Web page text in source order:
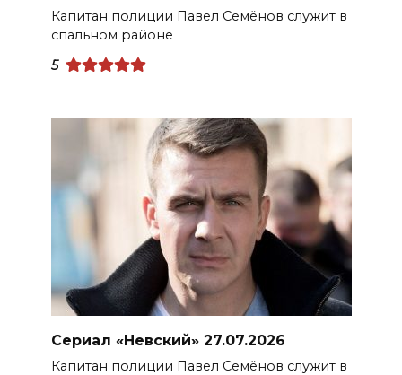
Капитан полиции Павел Семёнов служит в
спальном районе
5
Сериал «Невский» 27.07.2026
Капитан полиции Павел Семёнов служит в